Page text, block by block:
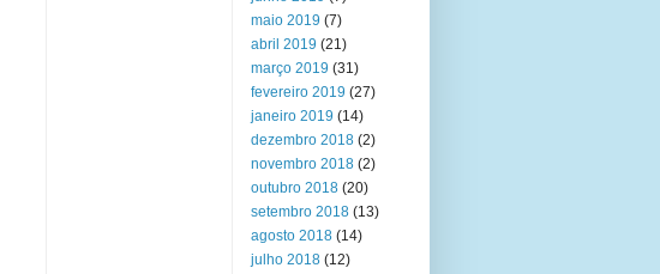
maio 2019 (7)
abril 2019 (21)
março 2019 (31)
fevereiro 2019 (27)
janeiro 2019 (14)
dezembro 2018 (2)
novembro 2018 (2)
outubro 2018 (20)
setembro 2018 (13)
agosto 2018 (14)
julho 2018 (12)